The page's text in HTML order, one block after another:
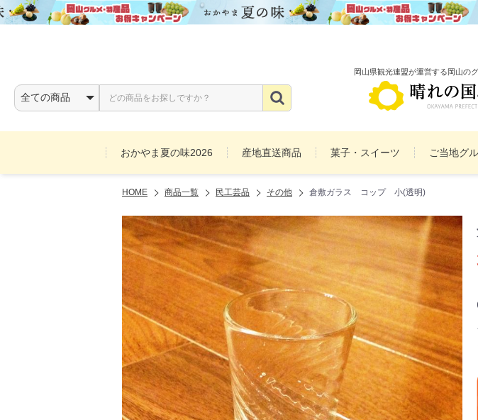
岡山県観光連盟が運営する岡山の
おかやま夏の味2026 産地直送商品 菓子・スイーツ ご当地グ
お酒 備前焼 雑貨
HOME 商品一覧 民工芸品 その他 倉敷ガラス コップ 小(透明)